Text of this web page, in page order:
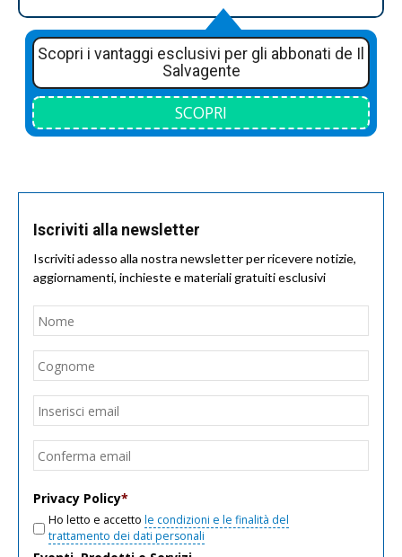
Scopri i vantaggi esclusivi per gli abbonati de Il
Salvagente
SCOPRI
Iscriviti alla newsletter
Iscriviti adesso alla nostra newsletter per ricevere notizie,
aggiornamenti, inchieste e materiali gratuiti esclusivi
Nome
Email
Privacy Policy*
Ho letto e accetto le condizioni e le finalità del
trattamento dei dati personali